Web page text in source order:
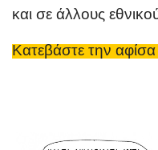
και σε άλλους
Κατεβάστε την αφίσα